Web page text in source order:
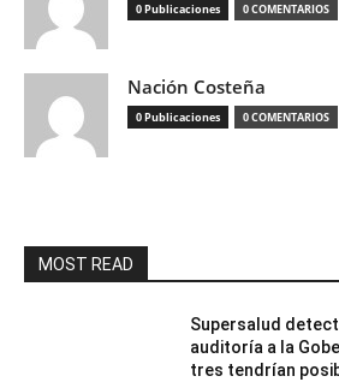
0 Publicaciones 0 COMENTARIOS
Nación Costeña
0 Publicaciones 0 COMENTARIOS
MOST READ
Supersalud
auditoría a la
tres tendrían